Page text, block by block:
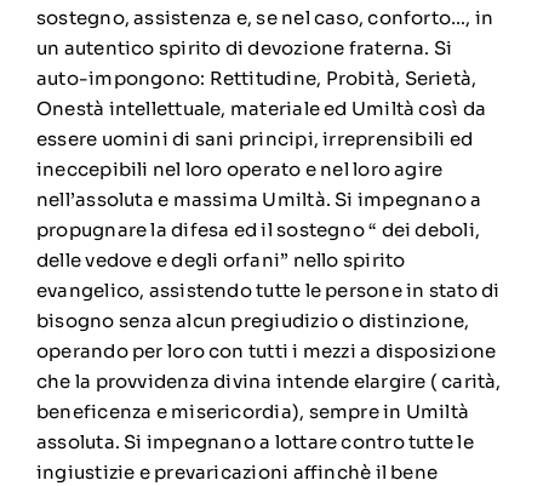
sostegno, assistenza e, se nel caso, conforto…, in
un autentico spirito di devozione fraterna. Si
auto-impongono: Rettitudine, Probità, Serietà,
Onestà intellettuale, materiale ed Umiltà così da
essere uomini di sani principi, irreprensibili ed
ineccepibili nel loro operato e nel loro agire
nell’assoluta e massima Umiltà. Si impegnano a
propugnare la difesa ed il sostegno “ dei deboli,
delle vedove e degli orfani” nello spirito
evangelico, assistendo tutte le persone in stato di
bisogno senza alcun pregiudizio o distinzione,
operando per loro con tutti i mezzi a disposizione
che la provvidenza divina intende elargire ( carità,
beneficenza e misericordia), sempre in Umiltà
assoluta. Si impegnano a lottare contro tutte le
ingiustizie e prevaricazioni affinchè il bene